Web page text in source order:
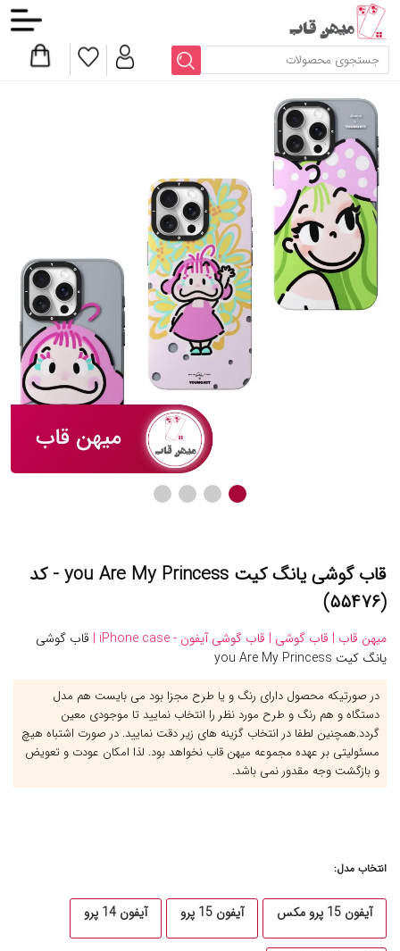
قاب گوشی یانگ کیت you Are My Princess - کد
(۵۵۴۷۶)
میهن قاب | قاب گوشی | قاب گوشی آیفون - iPhone case |
قاب گوشی
یانگ کیت you Are My Princess
در صورتیکه محصول دارای رنگ و یا طرح مجزا بود می بایست هم مدل
دستگاه و هم رنگ و طرح مورد نظر را انتخاب نمایید تا موجودی معین
گردد.همچنین لطفا در انتخاب گزینه های زیر دقت نمایید. در صورت اشتباه هیچ
مسئولیتی بر عهده مجموعه میهن قاب نخواهد بود. لذا امکان عودت و تعویض
و بازگشت وجه مقدور نمی باشد.
انتخاب مدل:
آیفون 15 پرو مکس آیفون 15 پرو آیفون 14 پرو